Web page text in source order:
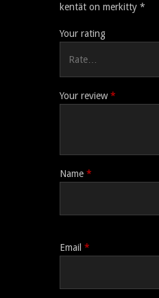
kentät on merkitty *
Your rating
Your review*
Name *
Email *